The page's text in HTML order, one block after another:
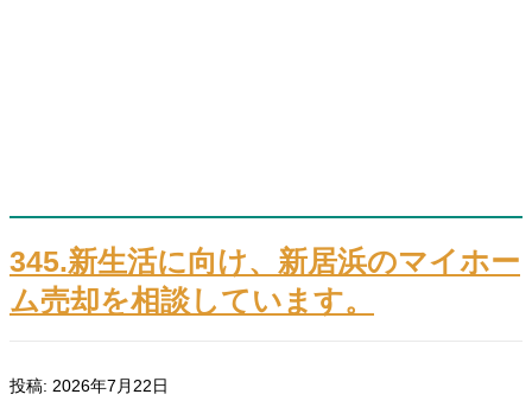
345.新生活に向け、新居浜のマイホー
ム売却を相談しています。
投稿: 2026年7月22日